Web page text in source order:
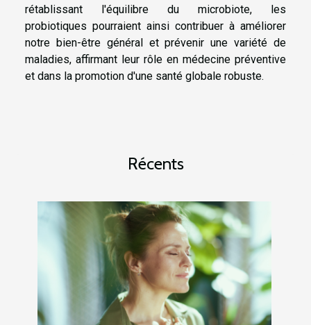
rétablissant l'équilibre du microbiote, les
probiotiques pourraient ainsi contribuer à améliorer
notre bien-être général et prévenir une variété de
maladies, affirmant leur rôle en médecine préventive
et dans la promotion d'une santé globale robuste.
Récents